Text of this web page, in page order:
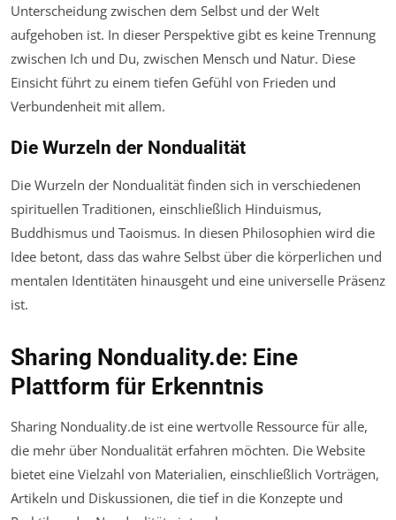
Unterscheidung zwischen dem Selbst und der Welt
aufgehoben ist. In dieser Perspektive gibt es keine Trennung
zwischen Ich und Du, zwischen Mensch und Natur. Diese
Einsicht führt zu einem tiefen Gefühl von Frieden und
Verbundenheit mit allem.
Die Wurzeln der Nondualität
Die Wurzeln der Nondualität finden sich in verschiedenen
spirituellen Traditionen, einschließlich Hinduismus,
Buddhismus und Taoismus. In diesen Philosophien wird die
Idee betont, dass das wahre Selbst über die körperlichen und
mentalen Identitäten hinausgeht und eine universelle Präsenz
ist.
Sharing Nonduality.de: Eine
Plattform für Erkenntnis
Sharing Nonduality.de ist eine wertvolle Ressource für alle,
die mehr über Nondualität erfahren möchten. Die Website
bietet eine Vielzahl von Materialien, einschließlich Vorträgen,
Artikeln und Diskussionen, die tief in die Konzepte und